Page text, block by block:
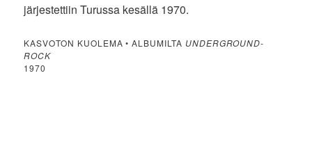
järjestettiin Turussa kesällä 1970.
KASVOTON KUOLEMA • ALBUMILTA UNDERGROUND-
ROCK
1970